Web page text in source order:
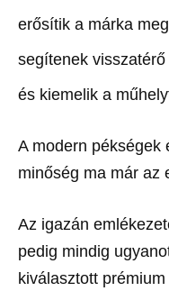
erősítik a márka
segítenek
és kiemelik a
A modern pékségek
minőség ma már az
Az igazán
pedig mindig
kiválasztott